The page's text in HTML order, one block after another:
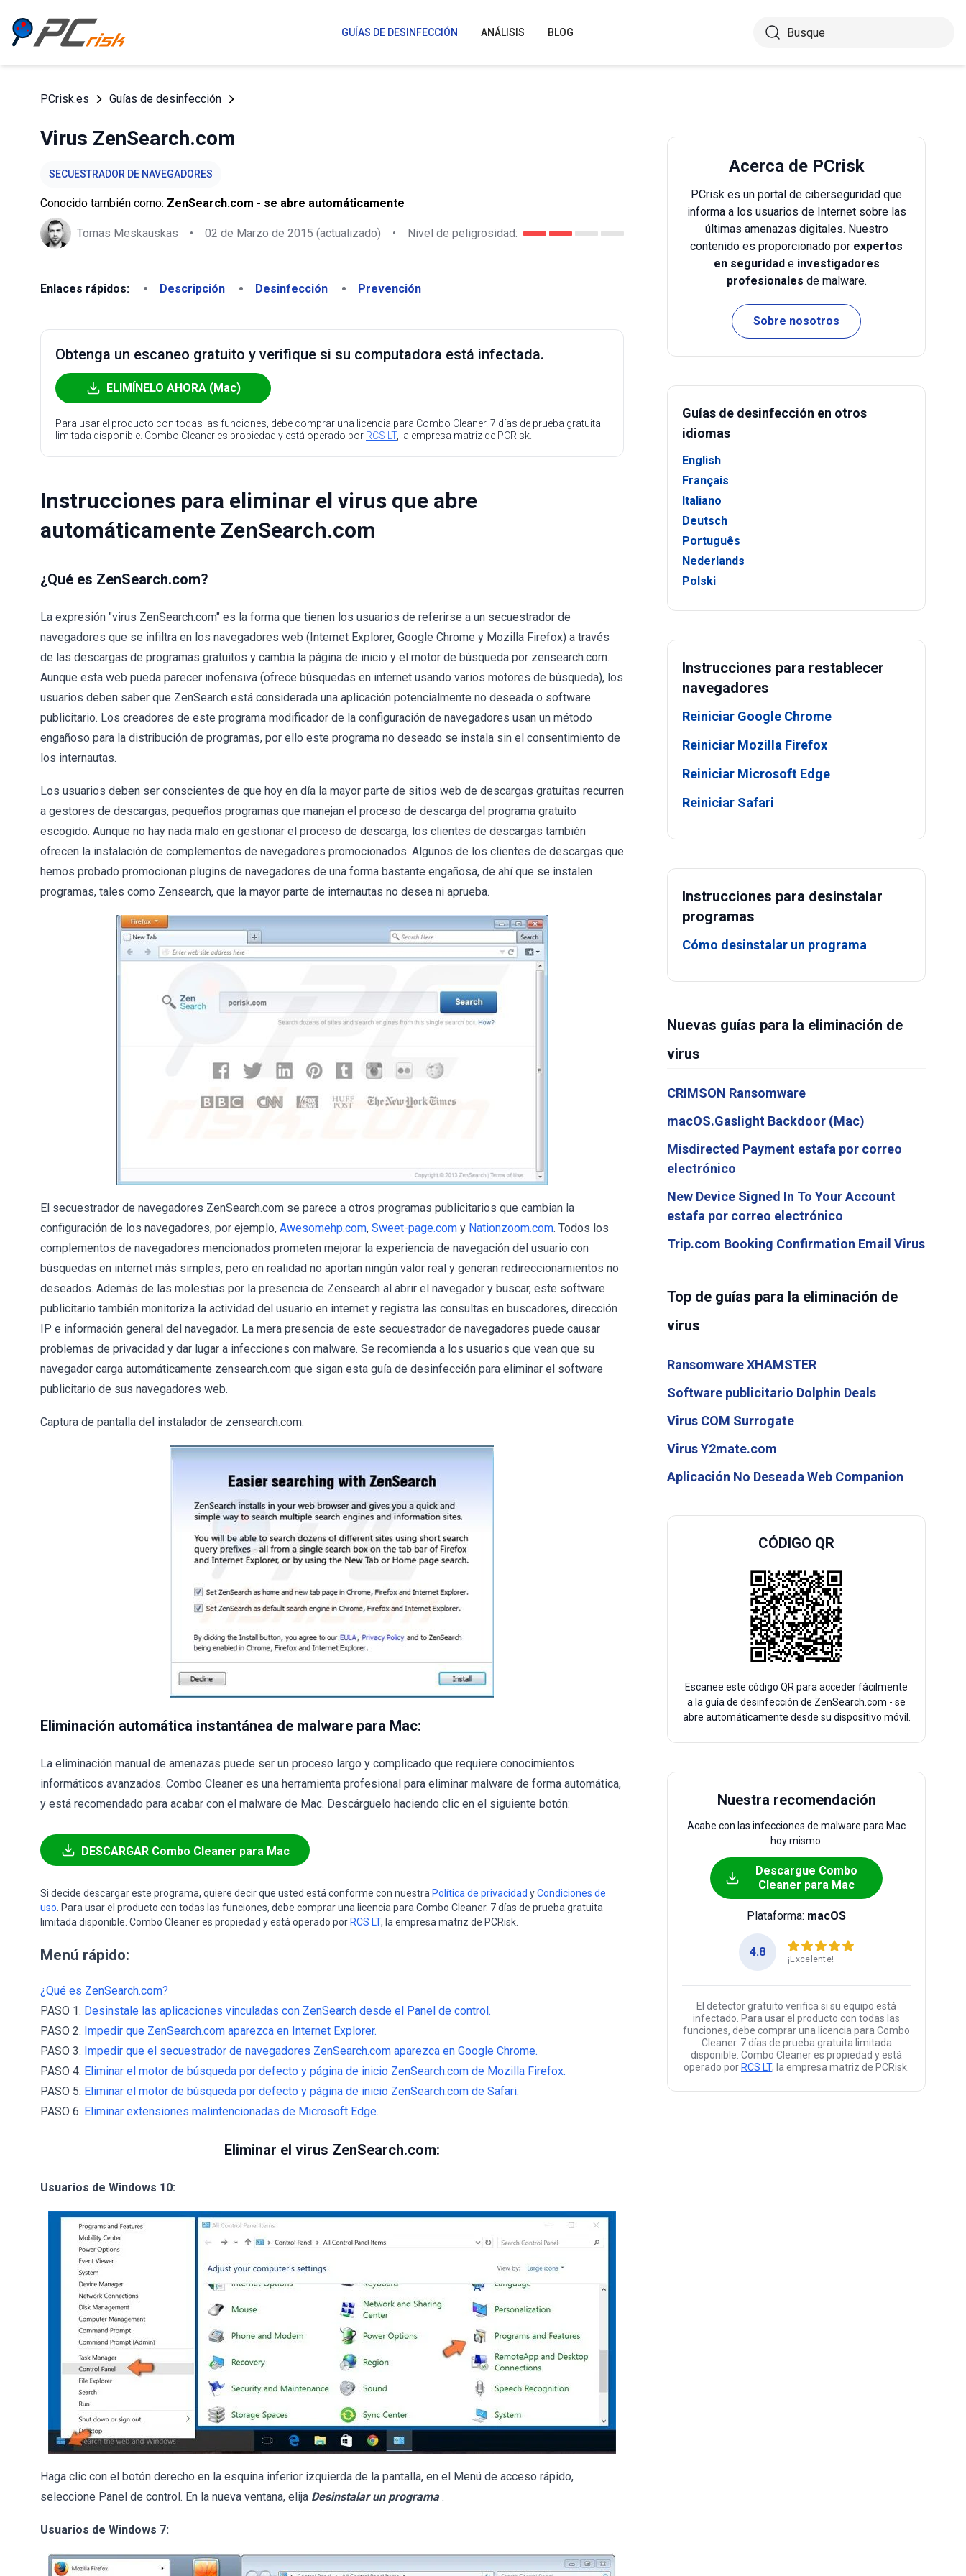
GUÍAS DE DESINFECCIÓN ANÁLISIS BLOG
PCrisk.es Guías de desinfección
Virus ZenSearch.com
SECUESTRADOR DE NAVEGADORES
Conocido también como: ZenSearch.com - se abre automáticamente
Tomas Meskauskas • 02 de Marzo de 2015 (actualizado) • Nivel de peligrosidad:
Enlaces rápidos: Descripción Desinfección Prevención
Obtenga un escaneo gratuito y verifique si su computadora está infectada.
ELIMÍNELO AHORA (Mac)
Para usar el producto con todas las funciones, debe comprar una licencia para Combo Cleaner. 7 días de prueba gratuita
limitada disponible. Combo Cleaner es propiedad y está operado por RCS LT, la empresa matriz de PCRisk.
Instrucciones para eliminar el virus que abre
automáticamente ZenSearch.com
¿Qué es ZenSearch.com?
La expresión "virus ZenSearch.com" es la forma que tienen los usuarios de referirse a un secuestrador de
navegadores que se infiltra en los navegadores web (Internet Explorer, Google Chrome y Mozilla Firefox) a través
de las descargas de programas gratuitos y cambia la página de inicio y el motor de búsqueda por zensearch.com.
Aunque esta web pueda parecer inofensiva (ofrece búsquedas en internet usando varios motores de búsqueda), los
usuarios deben saber que ZenSearch está considerada una aplicación potencialmente no deseada o software
publicitario. Los creadores de este programa modificador de la configuración de navegadores usan un método
engañoso para la distribución de programas, por ello este programa no deseado se instala sin el consentimiento de
los internautas.
Los usuarios deben ser conscientes de que hoy en día la mayor parte de sitios web de descargas gratuitas recurren
a gestores de descargas, pequeños programas que manejan el proceso de descarga del programa gratuito
escogido. Aunque no hay nada malo en gestionar el proceso de descarga, los clientes de descargas también
ofrecen la instalación de complementos de navegadores promocionados. Algunos de los clientes de descargas que
hemos probado promocionan plugins de navegadores de una forma bastante engañosa, de ahí que se instalen
programas, tales como Zensearch, que la mayor parte de internautas no desea ni aprueba.
El secuestrador de navegadores ZenSearch.com se parece a otros programas publicitarios que cambian la
configuración de los navegadores, por ejemplo, Awesomehp.com, Sweet-page.com y Nationzoom.com. Todos los
complementos de navegadores mencionados prometen mejorar la experiencia de navegación del usuario con
búsquedas en internet más simples, pero en realidad no aportan ningún valor real y generan redireccionamientos no
deseados. Además de las molestias por la presencia de Zensearch al abrir el navegador y buscar, este software
publicitario también monitoriza la actividad del usuario en internet y registra las consultas en buscadores, dirección
IP e información general del navegador. La mera presencia de este secuestrador de navegadores puede causar
problemas de privacidad y dar lugar a infecciones con malware. Se recomienda a los usuarios que vean que su
navegador carga automáticamente zensearch.com que sigan esta guía de desinfección para eliminar el software
publicitario de sus navegadores web.
Captura de pantalla del instalador de zensearch.com:
Eliminación automática instantánea de malware para Mac:
La eliminación manual de amenazas puede ser un proceso largo y complicado que requiere conocimientos
informáticos avanzados. Combo Cleaner es una herramienta profesional para eliminar malware de forma automática,
y está recomendado para acabar con el malware de Mac. Descárguelo haciendo clic en el siguiente botón:
DESCARGAR Combo Cleaner para Mac
Si decide descargar este programa, quiere decir que usted está conforme con nuestra Política de privacidad yCondiciones de
uso . Para usar el producto con todas las funciones, debe comprar una licencia para Combo Cleaner. 7 días de prueba gratuita
limitada disponible. Combo Cleaner es propiedad y está operado por RCS LT, la empresa matriz de PCRisk.
Menú rápido:
¿Qué es ZenSearch.com?
PASO 1. Desinstale las aplicaciones vinculadas con ZenSearch desde el Panel de control.
PASO 2. Impedir que ZenSearch.com aparezca en Internet Explorer.
PASO 3. Impedir que el secuestrador de navegadores ZenSearch.com aparezca en Google Chrome.
PASO 4. Eliminar el motor de búsqueda por defecto y página de inicio ZenSearch.com de Mozilla Firefox.
PASO 5. Eliminar el motor de búsqueda por defecto y página de inicio ZenSearch.com de Safari.
PASO 6. Eliminar extensiones malintencionadas de Microsoft Edge.
Eliminar el virus ZenSearch.com:
Usuarios de Windows 10:
Haga clic con el botón derecho en la esquina inferior izquierda de la pantalla, en el Menú de acceso rápido,
seleccione Panel de control. En la nueva ventana, elija Desinstalar un programa .
Usuarios de Windows 7:
Acerca de PCrisk
PCrisk es un portal de ciberseguridad que
informa a los usuarios de Internet sobre las
últimas amenazas digitales. Nuestro
contenido es proporcionado por expertos
en seguridade investigadores
profesionales de malware.
Sobre nosotros
Guías de desinfección en otros
idiomas
English
Français
Italiano
Deutsch
Português
Nederlands
Polski
Instrucciones para restablecer
navegadores
Reiniciar Google Chrome
Reiniciar Mozilla Firefox
Reiniciar Microsoft Edge
Reiniciar Safari
Instrucciones para desinstalar
programas
Cómo desinstalar un programa
Nuevas guías para la eliminación de
virus
CRIMSON Ransomware
macOS.Gaslight Backdoor (Mac)
Misdirected Payment estafa por correo
electrónico
New Device Signed In To Your Account
estafa por correo electrónico
Trip.com Booking Confirmation Email Virus
Top de guías para la eliminación de
virus
Ransomware XHAMSTER
Software publicitario Dolphin Deals
Virus COM Surrogate
Virus Y2mate.com
Aplicación No Deseada Web Companion
CÓDIGO QR
Escanee este código QR para acceder fácilmente
a la guía de desinfección de ZenSearch.com - se
abre automáticamente desde su dispositivo móvil.
Nuestra recomendación
Acabe con las infecciones de malware para Mac
hoy mismo:
Descargue Combo
Cleaner para Mac
Plataforma: macOS
4.8
¡Excelente!
El detector gratuito verifica si su equipo está
infectado. Para usar el producto con todas las
funciones, debe comprar una licencia para Combo
Cleaner. 7 días de prueba gratuita limitada
disponible. Combo Cleaner es propiedad y está
operado por RCS LT, la empresa matriz de PCRisk.